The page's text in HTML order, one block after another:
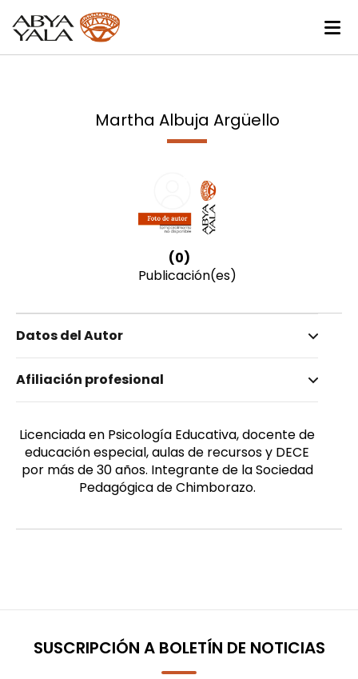
Martha Albuja Argüello
(0)
Publicación(es)
Datos del Autor
Albuja Argüello, Martha
Femenino
Afiliación profesional
Licenciada en Psicología Educativa, docente de
educación especial, aulas de recursos y DECE
por más de 30 años. Integrante de la Sociedad
Pedagógica de Chimborazo.
SUSCRIPCIÓN A BOLETÍN DE NOTICIAS